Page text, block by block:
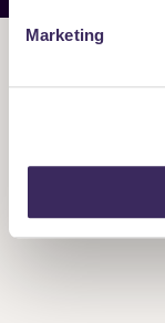
Marketing